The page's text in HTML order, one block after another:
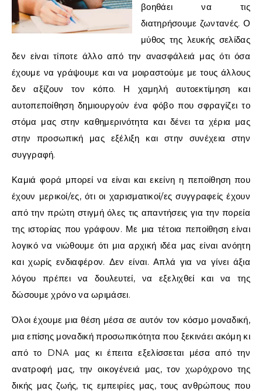
βοηθάει να τις
διατηρήσουμε ζωντανές. Ο
μύθος της λευκής σελίδας
δεν είναι τίποτε άλλο από την ανασφάλειά μας ότι όσα
έχουμε να γράψουμε και να μοιραστούμε με τους άλλους
δεν αξίζουν τον κόπο. Η χαμηλή αυτοεκτίμηση και
αυτοπεποίθηση δημιουργούν ένα φόβο που σφραγίζει το
στόμα μας στην καθημερινότητα και δένει τα χέρια μας
στην προσωπική μας εξέλιξη και στην συνέχεια στην
συγγραφή.
Καμιά φορά μπορεί να είναι και εκείνη η πεποίθηση που
έχουν μερικοί/ες, ότι οι χαρισματικοί/ες συγγραφείς έχουν
από την πρώτη στιγμή όλες τις απαντήσεις για την πορεία
της ιστορίας που γράφουν. Με μια τέτοια πεποίθηση είναι
λογικό να νιώθουμε ότι μια αρχική ιδέα μας είναι ανόητη
και χωρίς ενδιαφέρον. Δεν είναι. Απλά για να γίνει άξια
λόγου πρέπει να δουλευτεί, να εξελιχθεί και να της
δώσουμε χρόνο να ωριμάσει.
Όλοι έχουμε μια θέση μέσα σε αυτόν τον κόσμο μοναδική,
μια επίσης μοναδική προσωπικότητα που ξεκινάει ακόμη κι
από το DNA μας κι έπειτα εξελίσσεται μέσα από την
ανατροφή μας, την οικογένειά μας, τον χωρόχρονο της
δικής μας ζωής, τις εμπειρίες μας, τους ανθρώπους που